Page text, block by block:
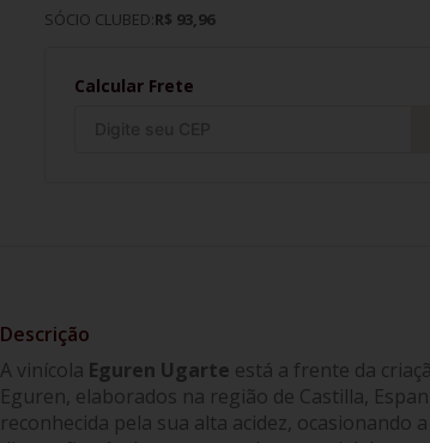
SÓCIO CLUBED:R$ 93,96
Calcular Frete
A vinícola Eguren Ugarte está a frente da
Eguren, elaborados na região de Castilla,
reconhecida pela sua alta acidez, ocasionando